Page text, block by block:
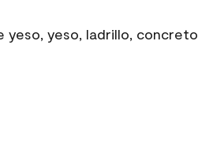
yeso, yeso, ladrillo, concreto